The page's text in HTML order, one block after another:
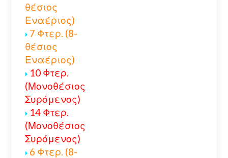
θέσιος
Εναέριος)
7 Φτερ. (8-
θέσιος
Εναέριος)
10 Φτερ.
(Μονοθέσιος
Συρόμενος)
14 Φτερ.
(Μονοθέσιος
Συρόμενος)
6 Φτερ. (8-